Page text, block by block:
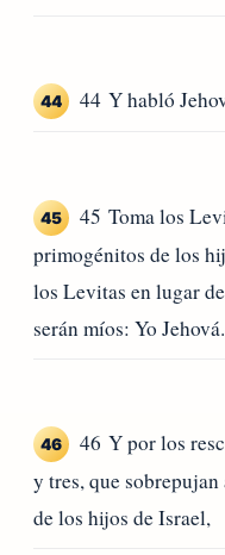
44 44 Y habló
45
45 Toma los
primogénitos de los
los Levitas en lugar
serán míos: Yo Jehová.
46
46 Y por los
y tres, que
de los hijos de Israel,